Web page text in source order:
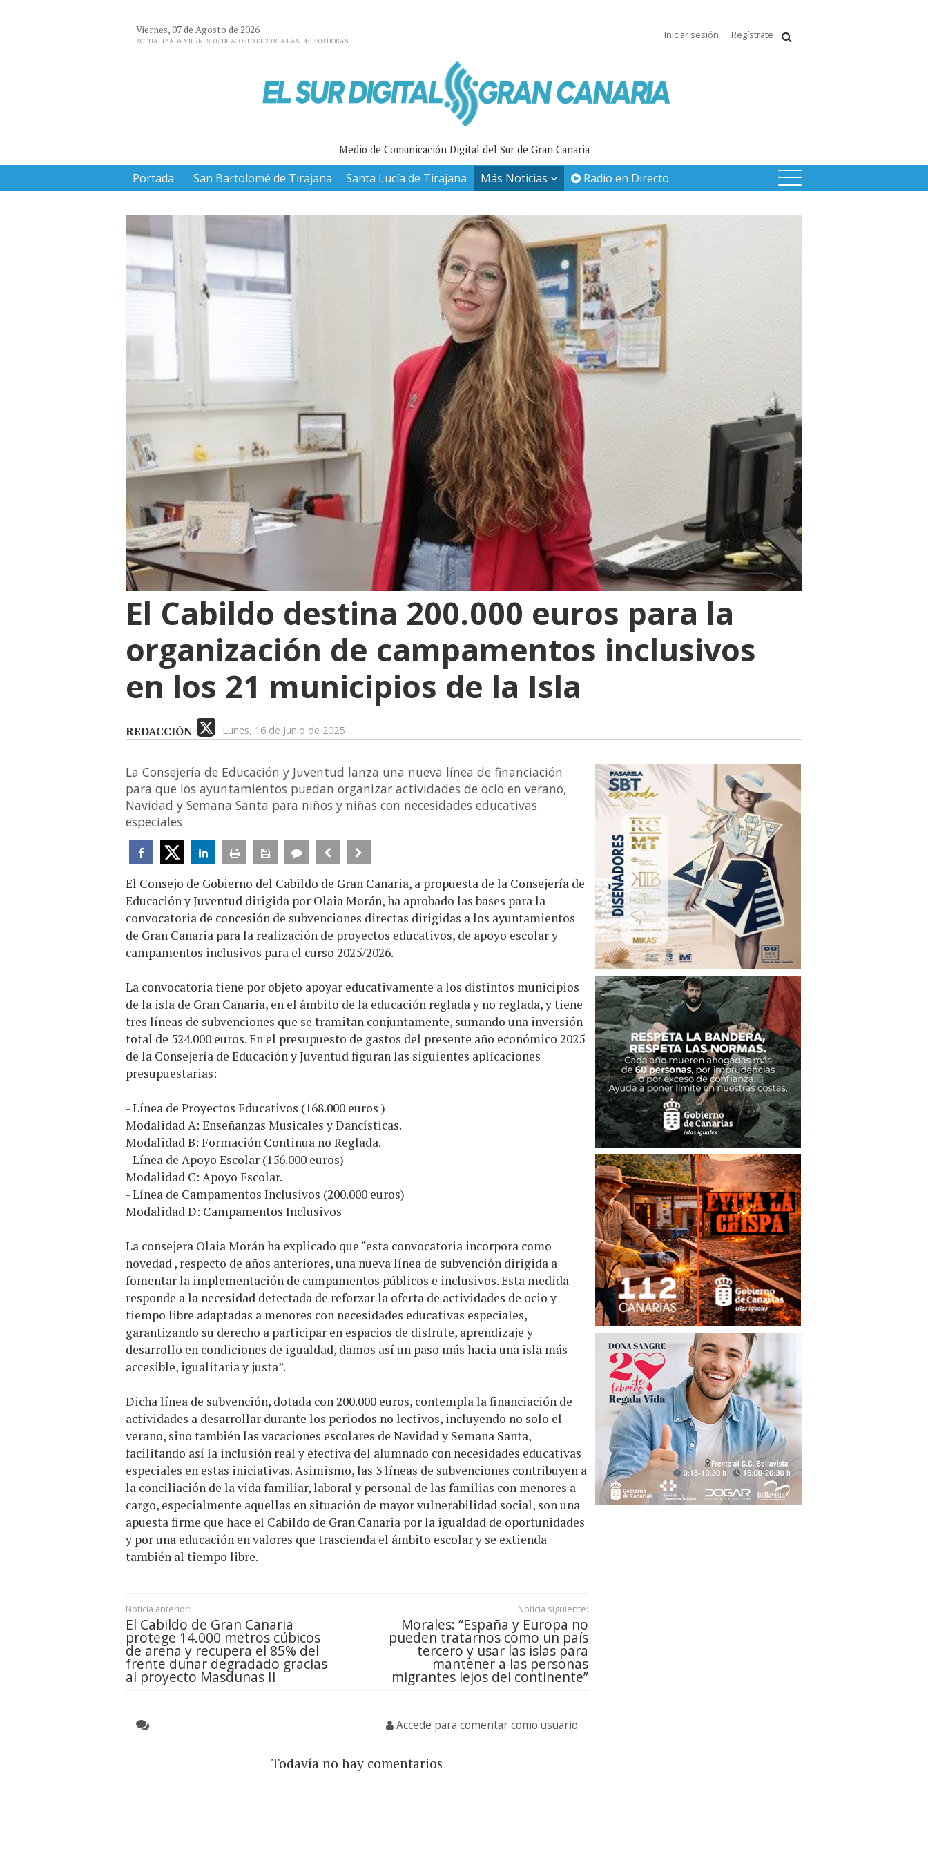
Viernes, 07 de Agosto de 2026
ACTUALIZADA VIERNES, 07 DE AGOSTO DE 2026 A LAS 14:13:08 HORAS
Iniciar sesión Regístrate
Medio de Comunicación Digital del Sur de Gran Canaria
Portada San Bartolomé de Tirajana Santa Lucía de Tirajana Más Noticias Radio en Directo
El Cabildo destina 200.000 euros para la
organización de campamentos inclusivos
en los 21 municipios de la Isla
REDACCIÓN Lunes, 16 de Junio de 2025
La Consejería de Educación y Juventud lanza una nueva línea de financiación
para que los ayuntamientos puedan organizar actividades de ocio en verano,
Navidad y Semana Santa para niños y niñas con necesidades educativas
especiales
El Consejo de Gobierno del Cabildo de Gran Canaria, a propuesta de la Consejería de
Educación y Juventud dirigida por Olaia Morán, ha aprobado las bases para la
convocatoria de concesión de subvenciones directas dirigidas a los ayuntamientos
de Gran Canaria para la realización de proyectos educativos, de apoyo escolar y
campamentos inclusivos para el curso 2025/2026.
La convocatoria tiene por objeto apoyar educativamente a los distintos municipios
de la isla de Gran Canaria, en el ámbito de la educación reglada y no reglada, y tiene
tres líneas de subvenciones que se tramitan conjuntamente, sumando una inversión
total de 524.000 euros. En el presupuesto de gastos del presente año económico 2025
de la Consejería de Educación y Juventud figuran las siguientes aplicaciones
presupuestarias:
- Línea de Proyectos Educativos (168.000 euros )
Modalidad A: Enseñanzas Musicales y Dancísticas.
Modalidad B: Formación Continua no Reglada.
- Línea de Apoyo Escolar (156.000 euros)
Modalidad C: Apoyo Escolar.
- Línea de Campamentos Inclusivos (200.000 euros)
Modalidad D: Campamentos Inclusivos
La consejera Olaia Morán ha explicado que “esta convocatoria incorpora como
novedad , respecto de años anteriores, una nueva línea de subvención dirigida a
fomentar la implementación de campamentos públicos e inclusivos. Esta medida
responde a la necesidad detectada de reforzar la oferta de actividades de ocio y
tiempo libre adaptadas a menores con necesidades educativas especiales,
garantizando su derecho a participar en espacios de disfrute, aprendizaje y
desarrollo en condiciones de igualdad, damos así un paso más hacia una isla más
accesible, igualitaria y justa”.
Dicha línea de subvención, dotada con 200.000 euros, contempla la financiación de
actividades a desarrollar durante los periodos no lectivos, incluyendo no solo el
verano, sino también las vacaciones escolares de Navidad y Semana Santa,
facilitando así la inclusión real y efectiva del alumnado con necesidades educativas
especiales en estas iniciativas. Asimismo, las 3 líneas de subvenciones contribuyen a
la conciliación de la vida familiar, laboral y personal de las familias con menores a
cargo, especialmente aquellas en situación de mayor vulnerabilidad social, son una
apuesta firme que hace el Cabildo de Gran Canaria por la igualdad de oportunidades
y por una educación en valores que trascienda el ámbito escolar y se extienda
también al tiempo libre.
Noticia anterior:
El Cabildo de Gran Canaria
protege 14.000 metros cúbicos
de arena y recupera el 85% del
frente dunar degradado gracias
al proyecto Masdunas II
Noticia siguiente:
Morales: “España y Europa no
pueden tratarnos como un país
tercero y usar las islas para
mantener a las personas
migrantes lejos del continente”
Accede para comentar como usuario
Todavía no hay comentarios